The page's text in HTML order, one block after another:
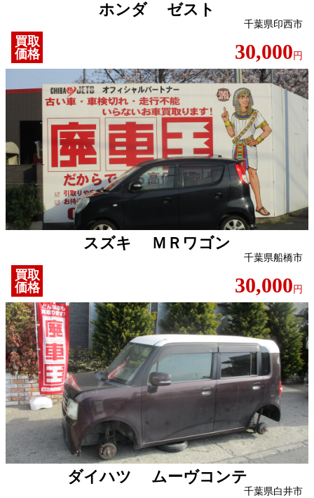
ホンダ ゼスト
千葉県印西市
買取
価格
30,000 円
スズキ ＭＲワゴン
千葉県船橋市
買取
価格
30,000 円
ダイハツ ムーヴコンテ
千葉県白井市